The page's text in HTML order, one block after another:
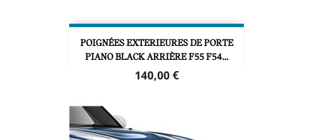
POIGNÉES EXTERIEURES DE PORTE
PIANO BLACK ARRIÈRE F55 F54...
Prix
140,00 €